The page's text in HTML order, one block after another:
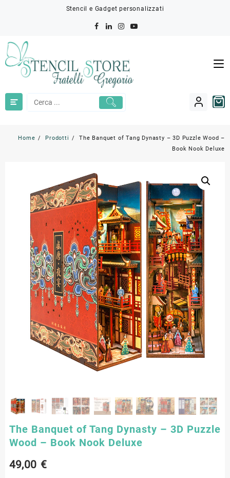
Stencil e Gadget personalizzati
Home Prodotti
The Banquet of Tang Dynasty – 3D Puzzle Wood –
Book Nook Deluxe
The Banquet of Tang Dynasty – 3D Puzzle
Wood – Book Nook Deluxe
49,00 €